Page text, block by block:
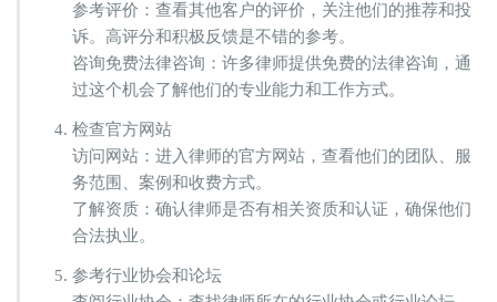
参考评价：查看其他客户的评价，关注他们的推荐和投
诉。高评分和积极反馈是不错的参考。
咨询免费法律咨询：许多律师提供免费的法律咨询，通
过这个机会了解他们的专业能力和工作方式。
检查官方网站
访问网站：进入律师的官方网站，查看他们的团队、服
务范围、案例和收费方式。
了解资质：确认律师是否有相关资质和认证，确保他们
合法执业。
参考行业协会和论坛